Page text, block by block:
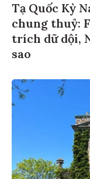
Tạ Quốc Kỳ
chung thuỷ:
trích dữ dội,
sao